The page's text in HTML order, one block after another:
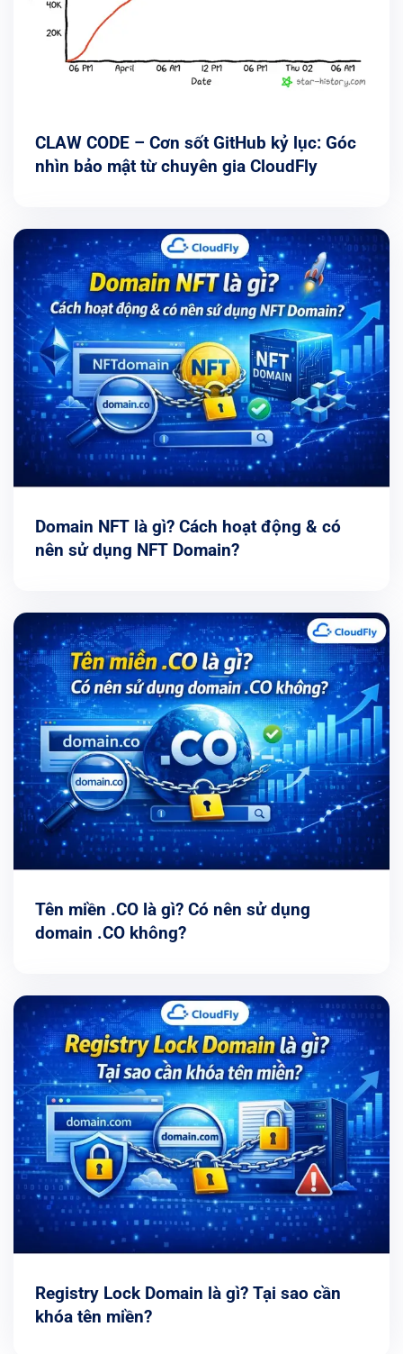
CLAW CODE – Cơn sốt GitHub kỷ lục: Góc
nhìn bảo mật từ chuyên gia CloudFly
Domain NFT là gì? Cách hoạt động & có
nên sử dụng NFT Domain?
Tên miền .CO là gì? Có nên sử dụng
domain .CO không?
Registry Lock Domain là gì? Tại sao cần
khóa tên miền?